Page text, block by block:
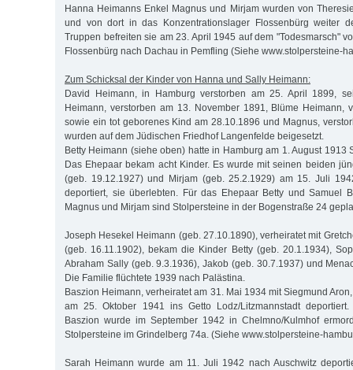
Hanna Heimanns Enkel Magnus und Mirjam wurden von
und von dort in das Konzentrationslager Flossenbürg weiter
Truppen befreiten sie am 23. April 1945 auf dem "Todesmarsch"
Flossenbürg nach Dachau in Pemfling (Siehe www.stolpersteine-
Zum Schicksal der Kinder von Hanna und Sally Heimann:
David Heimann, in Hamburg verstorben am 25. April 1899,
Heimann, verstorben am 13. November 1891, Blüme Heimann,
sowie ein tot geborenes Kind am 28.10.1896 und Magnus,
wurden auf dem Jüdischen Friedhof Langenfelde beigesetzt.
Betty Heimann (siehe oben) hatte in Hamburg am 1. August 1913
Das Ehepaar bekam acht Kinder. Es wurde mit seinen beiden
(geb. 19.12.1927) und Mirjam (geb. 25.2.1929) am 15. Juli
deportiert, sie überlebten. Für das Ehepaar Betty und Samuel
Magnus und Mirjam sind Stolpersteine in der Bogenstraße 24
Joseph Hesekel Heimann (geb. 27.10.1890), verheiratet mit
(geb. 16.11.1902), bekam die Kinder Betty (geb. 20.1.1934),
Abraham Sally (geb. 9.3.1936), Jakob (geb. 30.7.1937) und
Die Familie flüchtete 1939 nach Palästina.
Baszion Heimann, verheiratet am 31. Mai 1934 mit Siegmund
am 25. Oktober 1941 ins Getto Lodz/Litzmannstadt
Baszion wurde im September 1942 in Chelmno/Kulmhof
Stolpersteine im Grindelberg 74a. (Siehe www.stolpersteine-
Sarah Heimann wurde am 11. Juli 1942 nach Auschwitz